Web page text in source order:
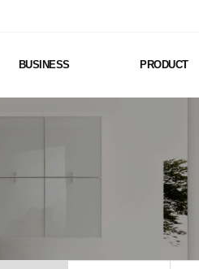
BUSINESS PRODUCT